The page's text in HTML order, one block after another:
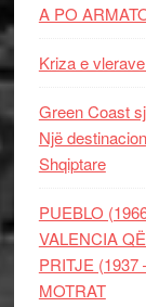
A PO
Kriza e
Green Coast
Një
Shqiptare
PUEBLO
VALENCIA
PRITJE (1937
MOTRAT